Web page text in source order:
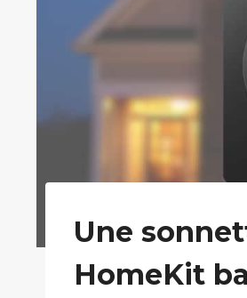
Une
HomeKit